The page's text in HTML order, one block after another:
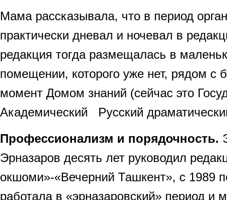
Мама рассказывала, что в период
практически дневал и ночевал в
редакция тогда размещалась в
помещении, которого уже нет, рядом с
момент Домом знаний (сейчас это
Академический Русский
Профессионализм и порядочность.
Эрназаров десять лет руководил
окшоми»-«Вечерний Ташкент», с 1989
работала в «эрназаровский» период и